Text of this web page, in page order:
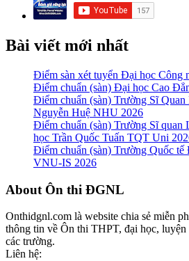
Bài viết mới nhất
Điểm sàn xét tuyển Đại học Công
Điểm chuẩn (sàn) Đại học Cao
Điểm chuẩn (sàn) Trường Sĩ
Nguyễn Huệ NHU 2026
Điểm chuẩn (sàn) Trường Sĩ quan
học Trần Quốc Tuấn TQT Uni
Điểm chuẩn (sàn) Trường Quốc
VNU-IS 2026
Footer
About Ôn thi ĐGNL
Onthidgnl.com là website chia sẻ miễn
thông tin về Ôn thi THPT, đại học,
các trường.
Liên hệ: